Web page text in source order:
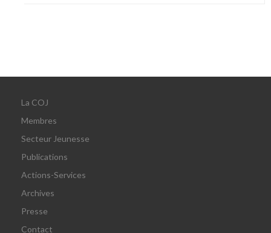
La COJ
Membres
Secteur Jeunesse
Publications
Actions-Services
Archives
Presse
Contact